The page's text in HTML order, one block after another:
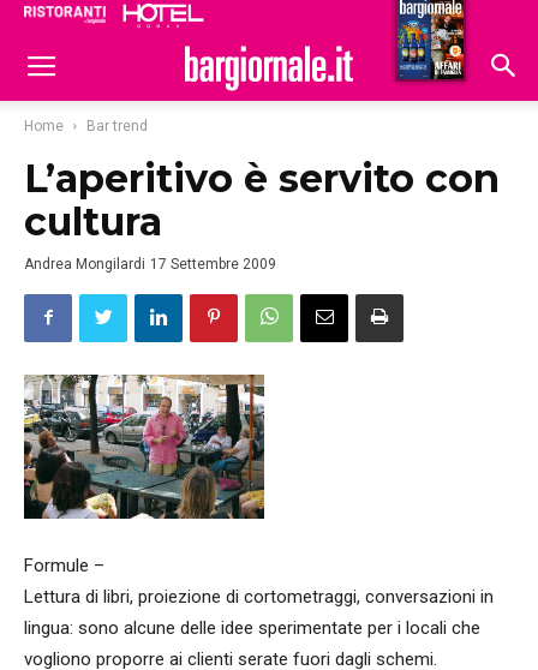
Hoteldomani
Home Bar trend
L’aperitivo è servito con
cultura
Andrea Mongilardi 17 Settembre 2009
Formule –
Lettura di libri, proiezione di cortometraggi, conversazioni in
lingua: sono alcune delle idee sperimentate per i locali che
vogliono proporre ai clienti serate fuori dagli schemi.